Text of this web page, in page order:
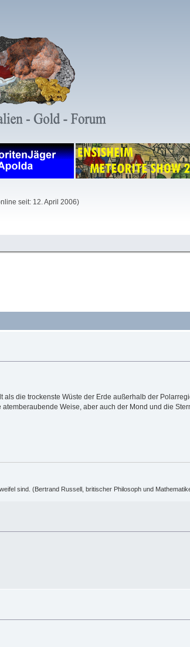
seit: 12. April 2006)
die trockenste Wüste der Erde außerhalb der
Weise, aber auch der Mond und die
sind. (Bertrand Russell, britischer Philosoph und